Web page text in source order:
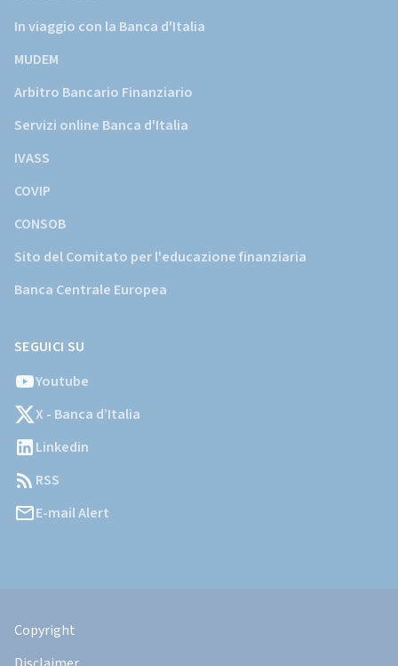
In viaggio con la Banca d'Italia
MUDEM
Arbitro Bancario Finanziario
Servizi online Banca d'Italia
IVASS
COVIP
CONSOB
Sito del Comitato per l'educazione finanziaria
Banca Centrale Europea
SEGUICI SU
Youtube
X - Banca d’Italia
Linkedin
RSS
E-mail Alert
Legali
Copyright